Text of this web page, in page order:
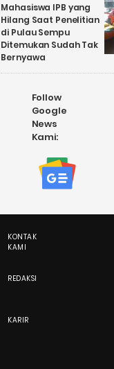
Mahasiswa IPB yang
Hilang Saat Penelitian
di Pulau Sempu
Ditemukan Sudah Tak
Bernyawa
Follow
Google
News
Kami:
KONTAK
KAMI
REDAKSI
KARIR